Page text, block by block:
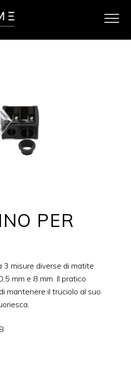
PER
3 misure diverse di matite
mm e 8 mm. Il pratico
mantenere il truciolo al suo